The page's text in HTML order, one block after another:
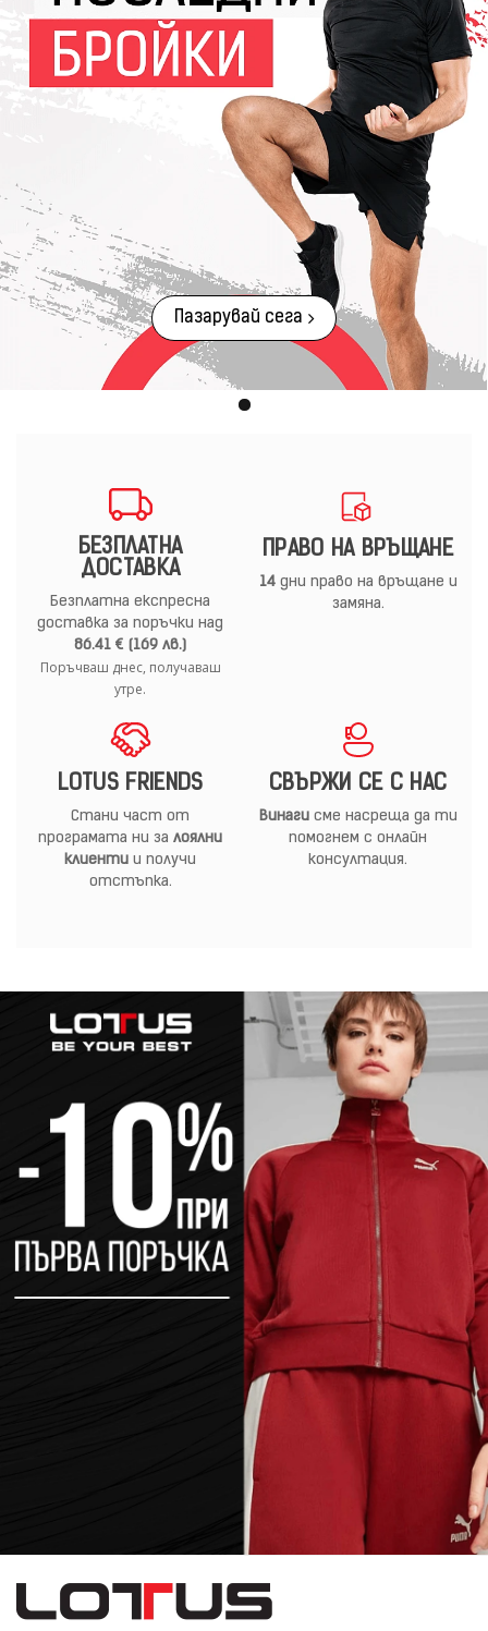
Пазарувай сега
БЕЗПЛАТНА
ДОСТАВКА
Безплатна експресна
доставка за поръчки над
86.41 € (169 лв.)
Поръчваш днес, получаваш
утре.
ПРАВО НА ВРЪЩАНЕ
14дни право на връщане и
замяна.
LOTUS FRIENDS
Стани част от
програмата ни за лоялни
клиенти и получи
отстъпка.
СВЪРЖИ СЕ С НАС
Винагисме насреща да ти
помогнем с онлайн
консултация.